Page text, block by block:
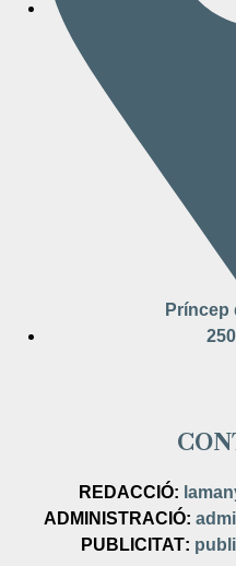
Príncep
REDACCIÓ:
ADMINISTRACIÓ:
PUBLICITAT: